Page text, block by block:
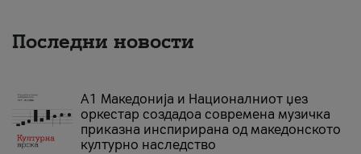
Последни новости
А1 Македонија и Националниот џез
оркестар создадоа современа музичка
приказна инспирирана од македонското
културно наследство